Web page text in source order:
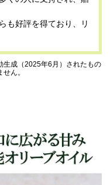
も好評を得ており、リ
成（2025年6月）されたもの
ん。